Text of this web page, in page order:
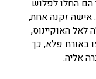
הם החלו לפלוש
אישה זקנה אחת,
לאל האוקיינוס,
באורח פלא, כך
אליה.